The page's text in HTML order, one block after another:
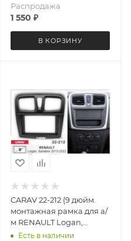
Распродажа
1 550 ₽
В КОРЗИНУ
CARAV 22-212 (9 дюйм.
монтажная рамка для а/
м RENAULT Logan,
Sandero 2013-2022
Есть в наличии